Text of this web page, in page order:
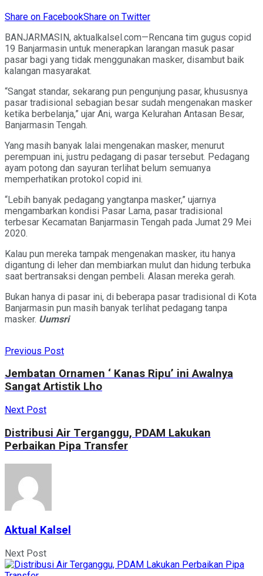
Share on FacebookShare on Twitter
BANJARMASIN, aktualkalsel.com—Rencana tim gugus copid
19 Banjarmasin untuk menerapkan larangan masuk pasar
pasar bagi yang tidak menggunakan masker, disambut baik
kalangan masyarakat.
“Sangat standar, sekarang pun pengunjung pasar, khususnya
pasar tradisional sebagian besar sudah mengenakan masker
ketika berbelanja,” ujar Ani, warga Kelurahan Antasan Besar,
Banjarmasin Tengah.
Yang masih banyak lalai mengenakan masker, menurut
perempuan ini, justru pedagang di pasar tersebut. Pedagang
ayam potong dan sayuran terlihat belum semuanya
memperhatikan protokol copid ini.
“Lebih banyak pedagang yangtanpa masker,” ujarnya
mengambarkan kondisi Pasar Lama, pasar tradisional
terbesar Kecamatan Banjarmasin Tengah pada Jumat 29 Mei
2020.
Kalau pun mereka tampak mengenakan masker, itu hanya
digantung di leher dan membiarkan mulut dan hidung terbuka
saat bertransaksi dengan pembeli. Alasan mereka gerah.
Bukan hanya di pasar ini, di beberapa pasar tradisional di Kota
Banjarmasin pun masih banyak terlihat pedagang tanpa
masker. Uumsri
Previous Post
Jembatan Ornamen ‘ Kanas Ripu’ ini Awalnya
Sangat Artistik Lho
Next Post
Distribusi Air Terganggu, PDAM Lakukan
Perbaikan Pipa Transfer
Aktual Kalsel
Next Post